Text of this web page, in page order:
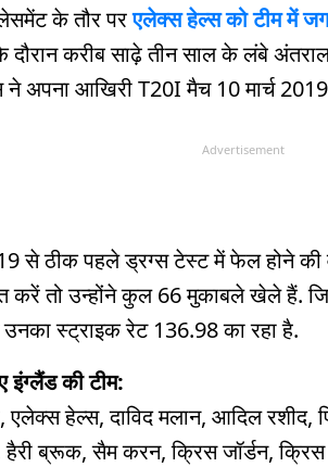
के तौर परएलेक्स हेल्स को टीम में
करीब साढ़े तीन साल के लंबे
अपना आखिरी T20I मैच 10 मार्च
Advertisement
से ठीक पहले ड्रग्स टेस्ट में फेल होने की
करें तो उन्होंने कुल 66 मुकाबले खेले
स्ट्राइक रेट 136.98 का रहा है.
इंग्लैंड की टीम:
हेल्स, दाविद मलान, आदिल रशीद,
हैरी ब्रूक, सैम करन, क्रिस जॉर्डन,